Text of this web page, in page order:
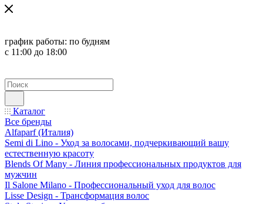
график работы: по будням
с 11:00 до 18:00
Каталог
Все бренды
Alfaparf (Италия)
Semi di Lino - Уход за волосами, подчеркивающий вашу
естественную красоту
Blends Of Many - Линия профессиональных продуктов для
мужчин
Il Salone Milano - Профессиональный уход для волос
Lisse Design - Трансформация волос